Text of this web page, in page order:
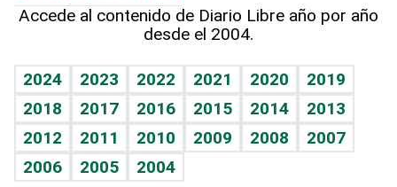
Vida y familia
Eñe
Celebrando la vida
Sin complejos
TBT Deportivo
Guía del dinero
Cumpleaños
Horóscopos
Crucigramas
Accede al contenido de Diario Libre año por año
desde el 2004.
2024 2023 2022 2021 2020
2019
2018
2017 2016 2015 2014
2013
2012
2011 2010 2009 2008
2007
2006
2005 2004